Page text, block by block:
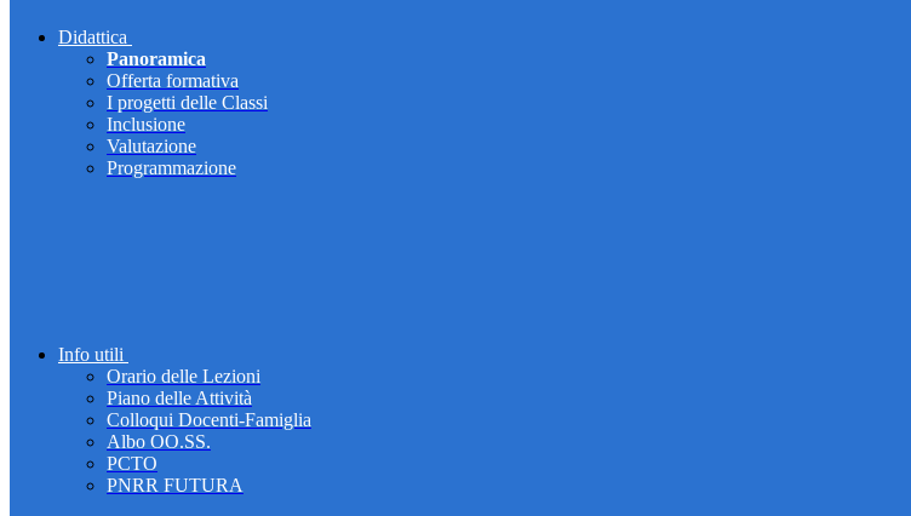
Didattica
Panoramica
Offerta formativa
I progetti delle Classi
Inclusione
Valutazione
Programmazione
Info utili
Orario delle Lezioni
Piano delle Attività
Colloqui Docenti-Famiglia
Albo OO.SS.
PCTO
PNRR FUTURA